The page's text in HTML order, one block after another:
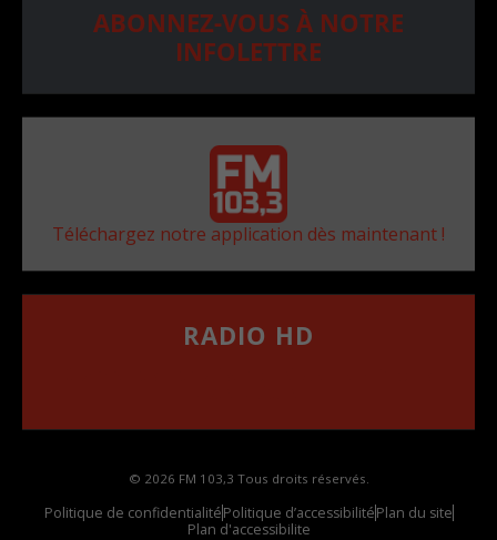
ABONNEZ-VOUS À NOTRE
INFOLETTRE
Téléchargez notre application dès maintenant !
RADIO HD
© 2026 FM 103,3 Tous droits réservés.
Politique de confidentialitéPolitique d’accessibilitéPlan du site
Plan d'accessibilite